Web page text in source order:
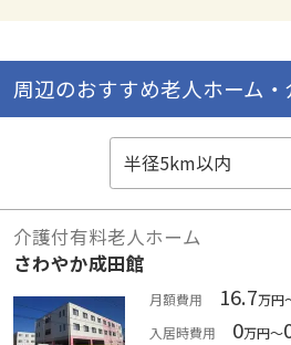
周辺のおすすめ老人ホーム
介護付有料老人ホーム
さわやか成田館
月額費用 16.7万円
入居時費用
0万円～